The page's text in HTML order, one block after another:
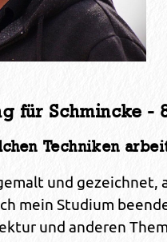
für Schmincke -
Techniken
und
mein Studium
und anderen